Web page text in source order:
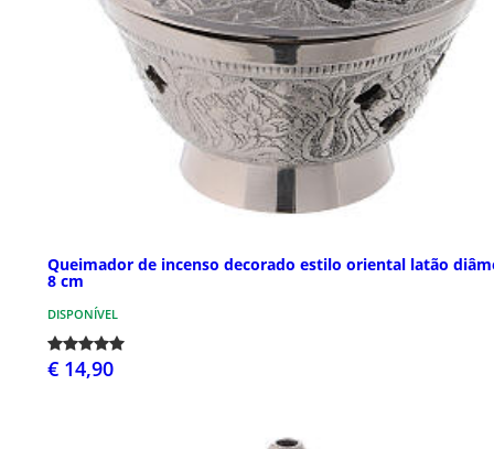
Queimador de incenso decorado estilo oriental latão
8 cm
DISPONÍVEL
€ 14,90